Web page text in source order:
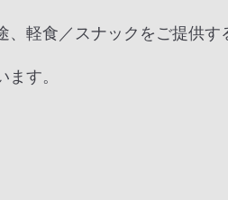
軽食／スナックをご提供す
す。